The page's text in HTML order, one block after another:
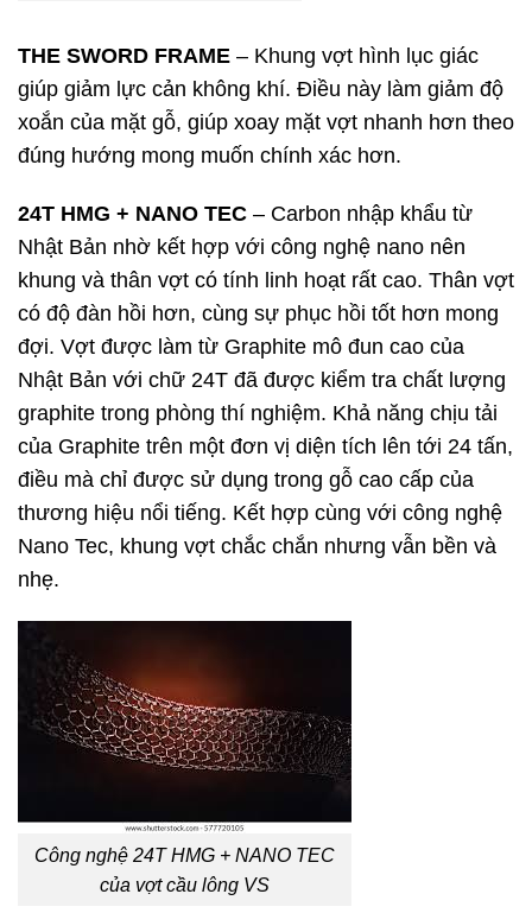
THE SWORD FRAME – Khung vợt hình lục giác
giúp giảm lực cản không khí. Điều này làm giảm độ
xoắn của mặt gỗ, giúp xoay mặt vợt nhanh hơn theo
đúng hướng mong muốn chính xác hơn.
24T HMG + NANO TEC – Carbon nhập khẩu từ
Nhật Bản nhờ kết hợp với công nghệ nano nên
khung và thân vợt có tính linh hoạt rất cao. Thân vợt
có độ đàn hồi hơn, cùng sự phục hồi tốt hơn mong
đợi. Vợt được làm từ Graphite mô đun cao của
Nhật Bản với chữ 24T đã được kiểm tra chất lượng
graphite trong phòng thí nghiệm. Khả năng chịu tải
của Graphite trên một đơn vị diện tích lên tới 24 tấn,
điều mà chỉ được sử dụng trong gỗ cao cấp của
thương hiệu nổi tiếng. Kết hợp cùng với công nghệ
Nano Tec, khung vợt chắc chắn nhưng vẫn bền và
nhẹ.
Công nghệ 24T HMG + NANO TEC
của vợt cầu lông VS